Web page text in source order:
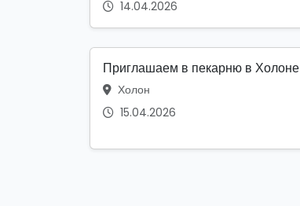
14.04.2026
Приглашаем в пекарню в Холоне
Холон
15.04.2026